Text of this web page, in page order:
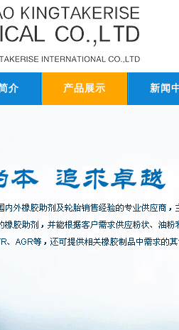
介 产品展示 新闻